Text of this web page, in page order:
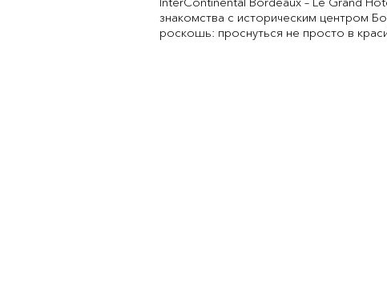
знакомства с историческим центром
роскошь: проснуться не просто в